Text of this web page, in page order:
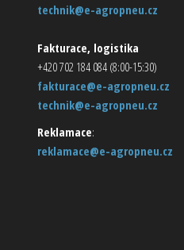
technik@e-agropneu.cz
Fakturace, logistika
+420 702 184 084 (8:00-15:30)
fakturace@e-agropneu.cz
technik@e-agropneu.cz
Reklamace:
reklamace@e-agropneu.cz